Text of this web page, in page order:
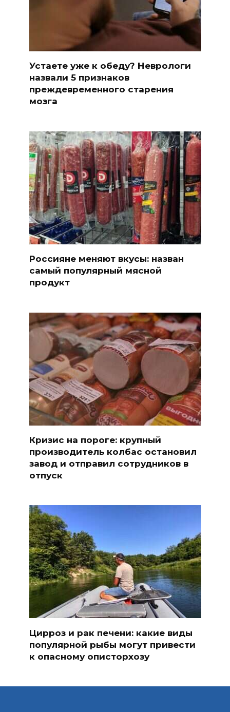
Устаете уже к обеду? Неврологи
назвали 5 признаков
преждевременного старения
мозга
Россияне меняют вкусы: назван
самый популярный мясной
продукт
Кризис на пороге: крупный
производитель колбас остановил
завод и отправил сотрудников в
отпуск
Цирроз и рак печени: какие виды
популярной рыбы могут привести
к опасному описторхозу